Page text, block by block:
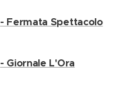
- Fermata Spettacolo
- Giornale L'Ora